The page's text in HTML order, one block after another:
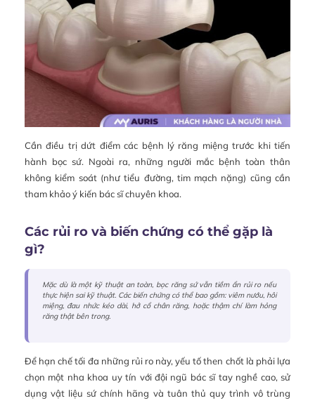
Cần điều trị dứt điểm các bệnh lý răng miệng trước khi tiến
hành bọc sứ. Ngoài ra, những người mắc bệnh toàn thân
không kiểm soát (như tiểu đường, tim mạch nặng) cũng cần
tham khảo ý kiến bác sĩ chuyên khoa.
Các rủi ro và biến chứng có thể gặp là
gì?
Mặc dù là một kỹ thuật an toàn, bọc răng sứ vẫn tiềm ẩn rủi ro nếu
thực hiện sai kỹ thuật. Các biến chứng có thể bao gồm: viêm nướu, hôi
miệng, đau nhức kéo dài, hở cổ chân răng, hoặc thậm chí làm hỏng
răng thật bên trong.
Để hạn chế tối đa những rủi ro này, yếu tố then chốt là phải lựa
chọn một nha khoa uy tín với đội ngũ bác sĩ tay nghề cao, sử
dụng vật liệu sứ chính hãng và tuân thủ quy trình vô trùng